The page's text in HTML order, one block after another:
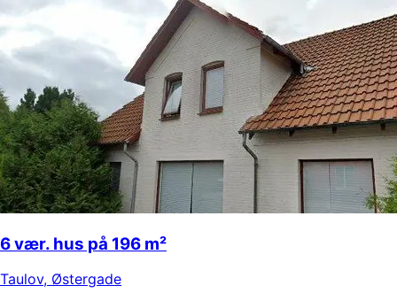
6 vær. hus på 196 m²
Taulov, Østergade